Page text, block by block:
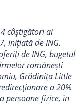
câștigători ai
inițiată de ING.
de ING, bugetul
românești
Grădinița Little
a 20%
persoane fizice, în